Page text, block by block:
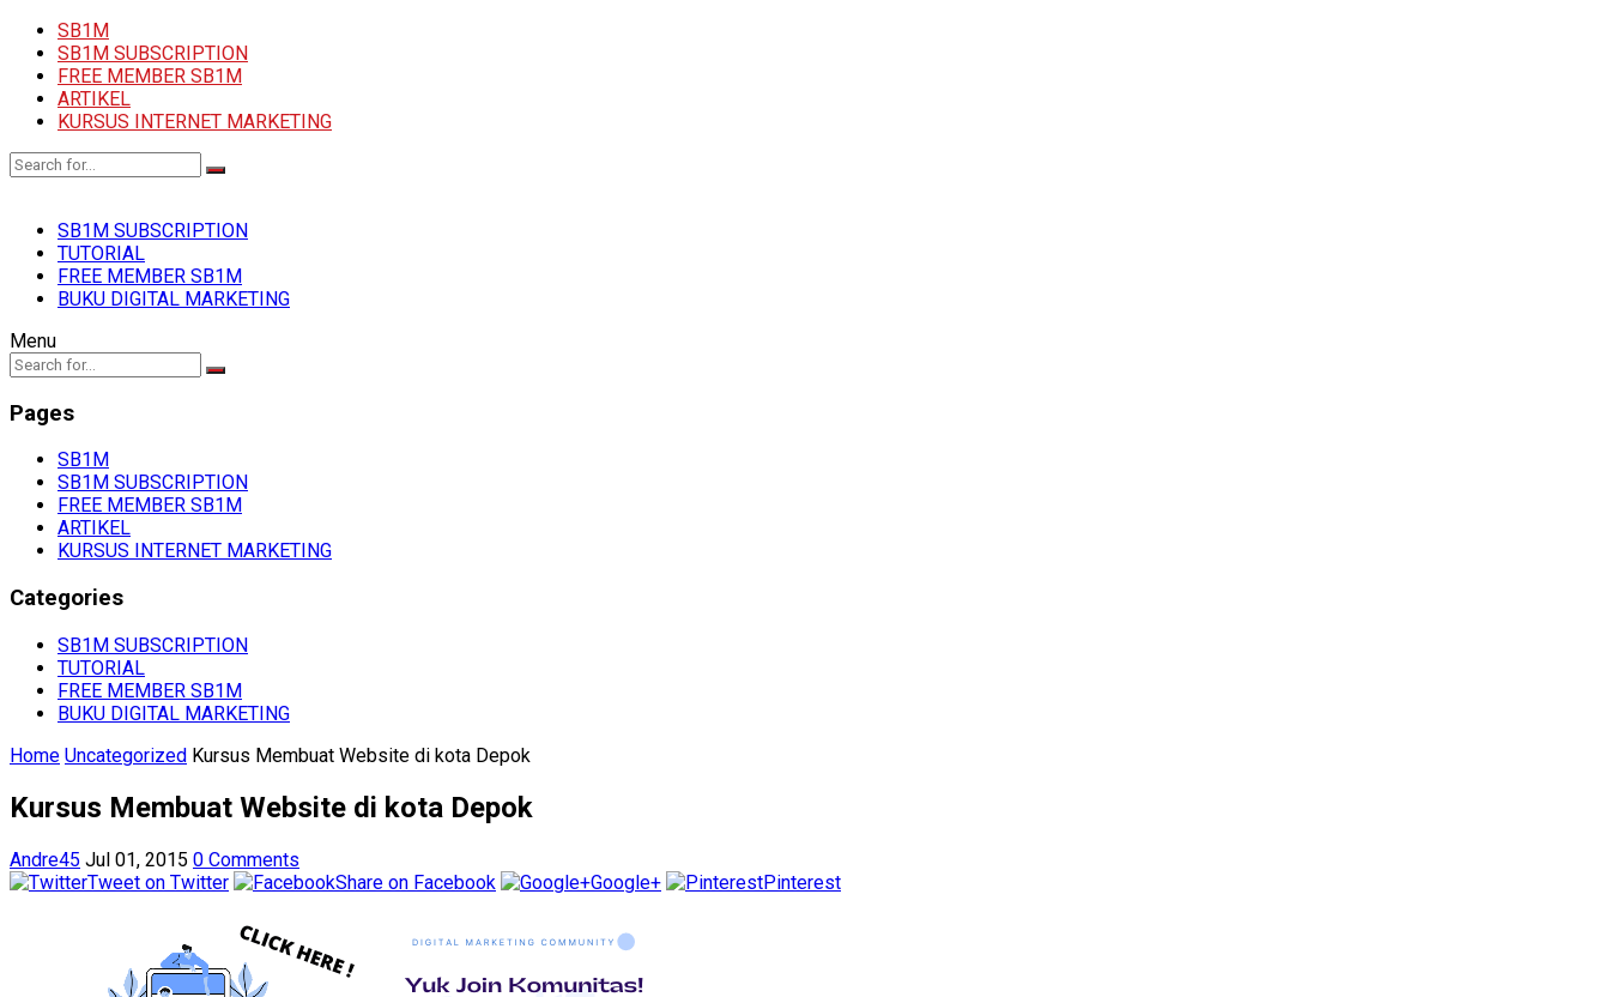
SB1M
SB1M SUBSCRIPTION
FREE MEMBER SB1M
ARTIKEL
KURSUS INTERNET MARKETING
SB1M SUBSCRIPTION
TUTORIAL
FREE MEMBER SB1M
BUKU DIGITAL MARKETING
Menu
Pages
SB1M
SB1M SUBSCRIPTION
FREE MEMBER SB1M
ARTIKEL
KURSUS INTERNET MARKETING
Categories
SB1M SUBSCRIPTION
TUTORIAL
FREE MEMBER SB1M
BUKU DIGITAL MARKETING
Home Uncategorized Kursus Membuat Website di kota Depok
Kursus Membuat Website di kota Depok
Andre45 Jul 01, 2015 0 Comments
Tweet on Twitter
Share on Facebook Google+ Pinterest